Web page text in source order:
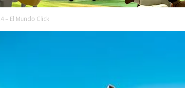
– El Mundo Click